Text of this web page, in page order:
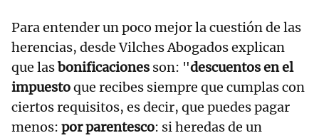
Para entender un poco mejor la cuestión de las
herencias, desde Vilches Abogados explican
que lasbonificaciones son: "descuentos en el
impuestoque recibes siempre que cumplas con
ciertos requisitos, es decir, que puedes pagar
menos: por parentesco: si heredas de un